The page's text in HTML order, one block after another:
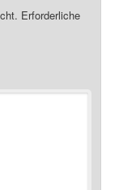
Erforderliche